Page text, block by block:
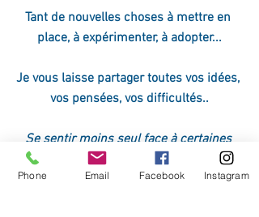
Tant de nouvelles choses à mettre en
place, à expérimenter, à adopter...
Je vous laisse partager toutes vos idées,
vos pensées, vos difficultés..
Se sentir moins seul face à certaines
difficultés,
c'est oser mettre en avant sa
Phone Email Facebook Instagram